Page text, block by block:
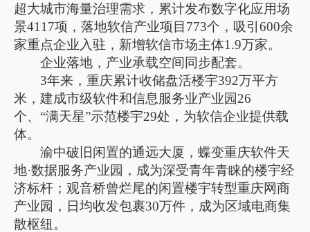
超大城市海量治理需求，累计发布数字化应用场
景4117项，落地软信产业项目773个，吸引600余
家重点企业入驻，新增软信市场主体1.9万家。
企业落地，产业承载空间同步配套。
3年来，重庆累计收储盘活楼宇392万平方
米，建成市级软件和信息服务业产业园26
个、“满天星”示范楼宇29处，为软信企业提供载
体。
渝中破旧闲置的通远大厦，蝶变重庆软件天
地·数据服务产业园，成为深受青年青睐的楼宇经
济标杆；观音桥曾烂尾的闲置楼宇转型重庆网商
产业园，日均收发包裹30万件，成为区域电商集
散枢纽。